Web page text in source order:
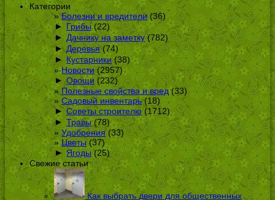
Категории
Болезни и вредители(36)
► Грибы(22)
► Дачнику на заметку(782)
► Деревья(74)
► Кустарники(38)
Новости(2957)
► Овощи (232)
Полезные свойства и вред(33)
Садовый инвентарь(18)
► Советы строителю(1712)
► Травы(78)
Удобрения(33)
Цветы(37)
► Ягоды(25)
Свежие статьи
Как выбрать двери для общественных